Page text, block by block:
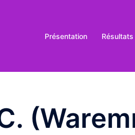
Présentation